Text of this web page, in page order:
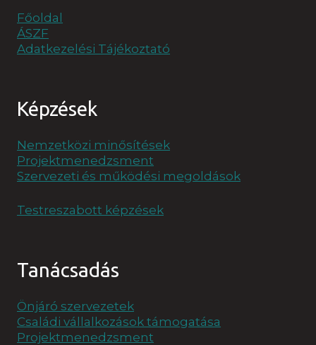
Főoldal
ÁSZF
Adatkezelési Tájékoztató
Képzések
Nemzetközi minősítések
Projektmenedzsment
Szervezeti és működési megoldások
Testreszabott képzések
Tanácsadás
Önjáró szervezetek
Családi vállalkozások támogatása
Projektmenedzsment